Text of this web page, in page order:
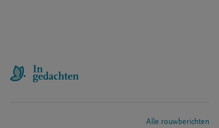
Alle rouwberichten